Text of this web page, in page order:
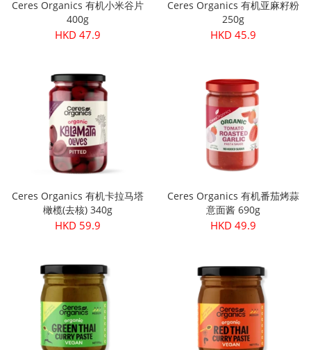
Ceres Organics 有机小米谷片
400g
HKD 47.9
Ceres Organics 有机亚麻籽粉
250g
HKD 45.9
Ceres Organics 有机卡拉马塔
橄榄(去核) 340g
HKD 59.9
Ceres Organics 有机番茄烤蒜
意面酱 690g
HKD 49.9